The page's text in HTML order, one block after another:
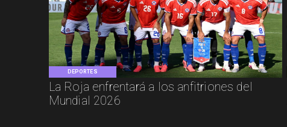
DEPORTES
La Roja enfrentará a los anfitriones del
Mundial 2026